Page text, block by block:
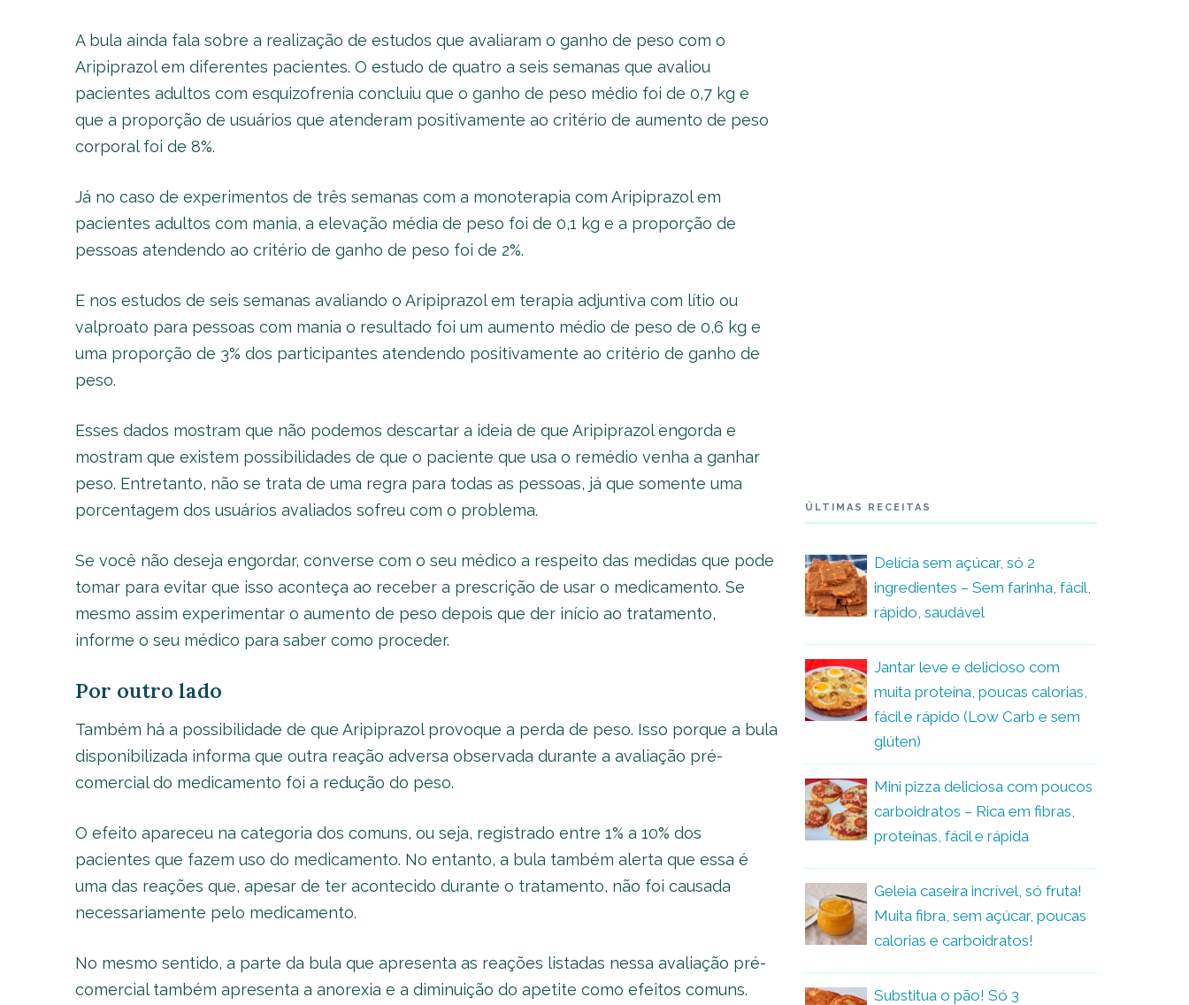
A bula ainda fala sobre a realização de estudos que avaliaram o ganho de peso com o
Aripiprazol em diferentes pacientes. O estudo de quatro a seis semanas que avaliou
pacientes adultos com esquizofrenia concluiu que o ganho de peso médio foi de 0,7 kg e
que a proporção de usuários que atenderam positivamente ao critério de aumento de peso
corporal foi de 8%.
Já no caso de experimentos de três semanas com a monoterapia com Aripiprazol em
pacientes adultos com mania, a elevação média de peso foi de 0,1 kg e a proporção de
pessoas atendendo ao critério de ganho de peso foi de 2%.
E nos estudos de seis semanas avaliando o Aripiprazol em terapia adjuntiva com lítio ou
valproato para pessoas com mania o resultado foi um aumento médio de peso de 0,6 kg e
uma proporção de 3% dos participantes atendendo positivamente ao critério de ganho de
peso.
Esses dados mostram que não podemos descartar a ideia de que Aripiprazol engorda e
mostram que existem possibilidades de que o paciente que usa o remédio venha a ganhar
peso. Entretanto, não se trata de uma regra para todas as pessoas, já que somente uma
porcentagem dos usuários avaliados sofreu com o problema.
Se você não deseja engordar, converse com o seu médico a respeito das medidas que pode
tomar para evitar que isso aconteça ao receber a prescrição de usar o medicamento. Se
mesmo assim experimentar o aumento de peso depois que der início ao tratamento,
informe o seu médico para saber como proceder.
Por outro lado
Também há a possibilidade de que Aripiprazol provoque a perda de peso. Isso porque a bula
disponibilizada informa que outra reação adversa observada durante a avaliação pré-
comercial do medicamento foi a redução do peso.
O efeito apareceu na categoria dos comuns, ou seja, registrado entre 1% a 10% dos
pacientes que fazem uso do medicamento. No entanto, a bula também alerta que essa é
uma das reações que, apesar de ter acontecido durante o tratamento, não foi causada
necessariamente pelo medicamento.
No mesmo sentido, a parte da bula que apresenta as reações listadas nessa avaliação pré-
comercial também apresenta a anorexia e a diminuição do apetite como efeitos comuns.
ÚLTIMAS RECEITAS
Delícia sem açúcar, só 2
ingredientes – Sem farinha, fácil,
rápido, saudável
Jantar leve e delicioso com
muita proteína, poucas calorias,
fácil e rápido (Low Carb e sem
glúten)
Mini pizza deliciosa com poucos
carboidratos – Rica em fibras,
proteínas, fácil e rápida
Geleia caseira incrível, só fruta!
Muita fibra, sem açúcar, poucas
calorias e carboidratos!
Substitua o pão! Só 3